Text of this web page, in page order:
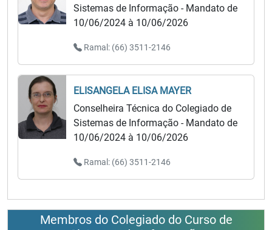
Sistemas de Informação - Mandato de
10/06/2024 à 10/06/2026
Ramal: (66) 3511-2146
ELISANGELA ELISA MAYER
Conselheira Técnica do Colegiado de
Sistemas de Informação - Mandato de
10/06/2024 à 10/06/2026
Ramal: (66) 3511-2146
Membros do Colegiado do Curso de